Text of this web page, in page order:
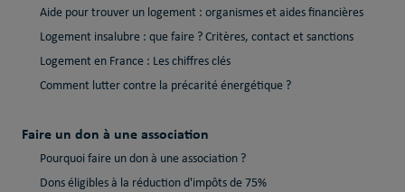
Aide pour trouver un logement : organismes et aides financières
Logement insalubre : que faire ? Critères, contact et sanctions
Logement en France : Les chiffres clés
Comment lutter contre la précarité énergétique ?
Faire un don à une association
Pourquoi faire un don à une association ?
Dons éligibles à la réduction d'impôts de 75%